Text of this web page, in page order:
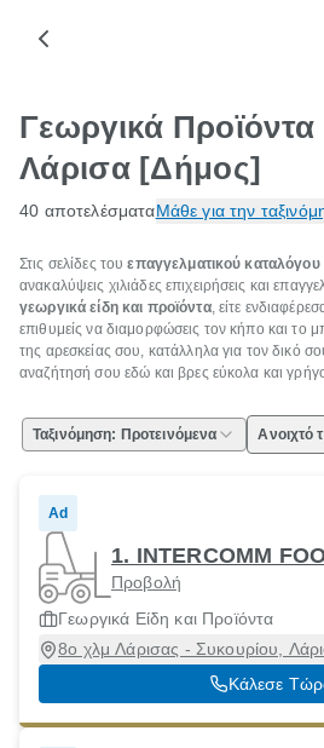
Γεωργικά Προϊόντα
Λάρισα [Δήμος]
40 αποτελέσματαΜάθε για την
Στις σελίδες τουεπαγγελματικού
ανακαλύψεις χιλιάδες επιχειρήσεις και
γεωργικά είδη και προϊόντα, είτε
επιθυμείς να διαμορφώσεις τον κήπο και το
της αρεσκείας σου, κατάλληλα για τον δικό
αναζήτησή σου εδώ και βρες εύκολα και
Ταξινόμηση: Προτεινόμενα Ανοιχτό
Ad
1. INTERCOMM
Προβολή
Γεωργικά Είδη και Προϊόντα
8ο χλμ Λάρισας - Συκουρίου,
Κάλεσε